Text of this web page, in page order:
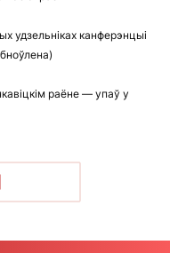
удзельніках канферэнцыі
раёне — упаў у